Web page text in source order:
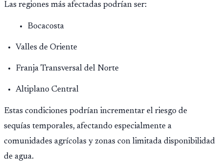
Las regiones más afectadas podrían ser:
Bocacosta
Valles de Oriente
Franja Transversal del Norte
Altiplano Central
Estas condiciones podrían incrementar el riesgo de
sequías temporales, afectando especialmente a
comunidades agrícolas y zonas con limitada disponibilidad
de agua.